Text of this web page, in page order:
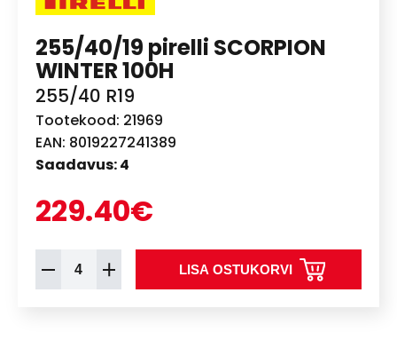
255/40/19 pirelli SCORPION
WINTER 100H
255/40 R19
Tootekood: 21969
EAN: 8019227241389
Saadavus: 4
229.40€
LISA OSTUKORVI